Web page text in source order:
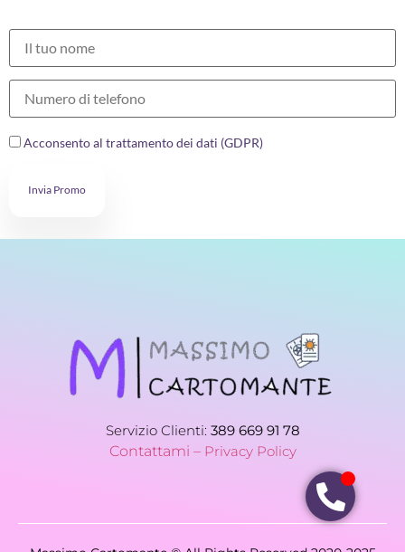
Acconsento al trattamento dei dati (GDPR)
Invia Promo
Servizio Clienti: 389 669 91 78
Contattami – Privacy Policy